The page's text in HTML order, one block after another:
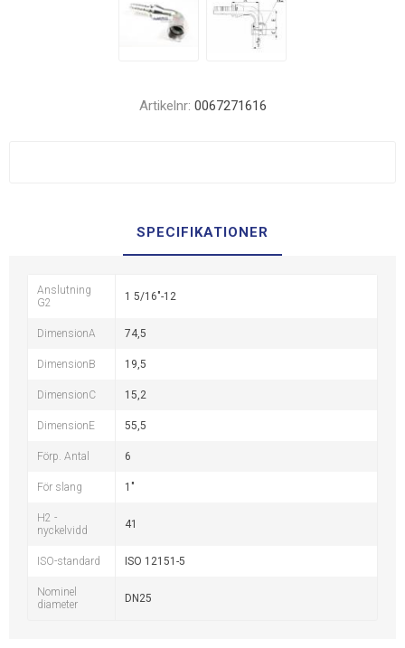
Artikelnr: 0067271616
SPECIFIKATIONER
Anslutning
G2
1 5/16"-12
DimensionA 74,5
DimensionB 19,5
DimensionC 15,2
DimensionE 55,5
Förp. Antal 6
För slang 1"
H2 -
nyckelvidd
41
ISO-standard ISO 12151-5
Nominel
diameter
DN25